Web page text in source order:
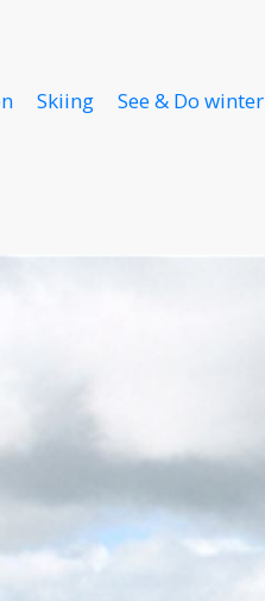
Skiing See & Do winter